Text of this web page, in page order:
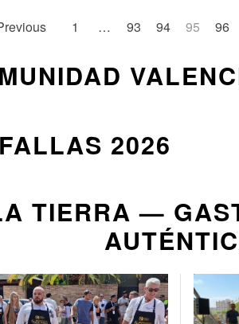
1 … 93 94 95 96
2026
TIERRA —